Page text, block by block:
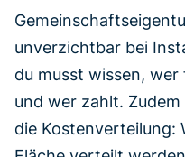
unverzichtbar bei
du musst wissen,
und wer zahlt.
die Kostenverteilung: